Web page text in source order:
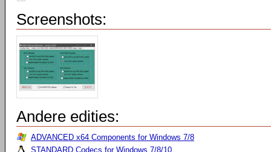
Screenshots:
Andere edities:
ADVANCED x64 Components for Windows 7/8
STANDARD Codecs for Windows 7/8/10